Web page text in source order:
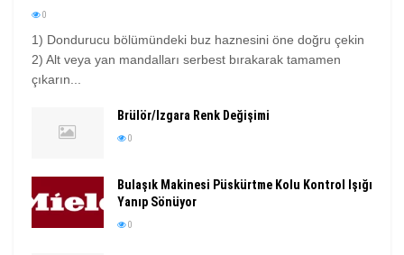
0
1) Dondurucu bölümündeki buz haznesini öne doğru çekin
2) Alt veya yan mandalları serbest bırakarak tamamen
çıkarın...
Brülör/Izgara Renk Değişimi
0
Bulaşık Makinesi Püskürtme Kolu Kontrol Işığı
Yanıp Sönüyor
0